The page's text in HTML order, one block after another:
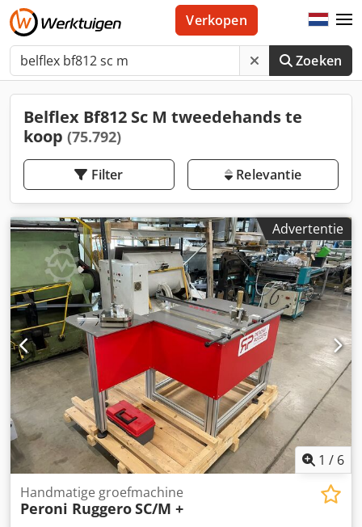
Zoeken
Verkopen
Belflex Bf812 Sc M tweedehands te
koop (75.792)
Filter Relevantie
Advertentie
1 / 6
Handmatige groefmachine
Peroni RuggeroSC/M +